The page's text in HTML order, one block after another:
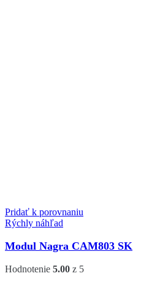
Pridať k porovnaniu
Rýchly náhľad
Modul Nagra CAM803 SK
Hodnotenie 5.00 z 5